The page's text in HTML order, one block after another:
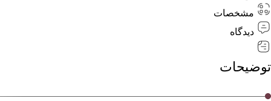
مشخصات
دیدگاه
توضیحات